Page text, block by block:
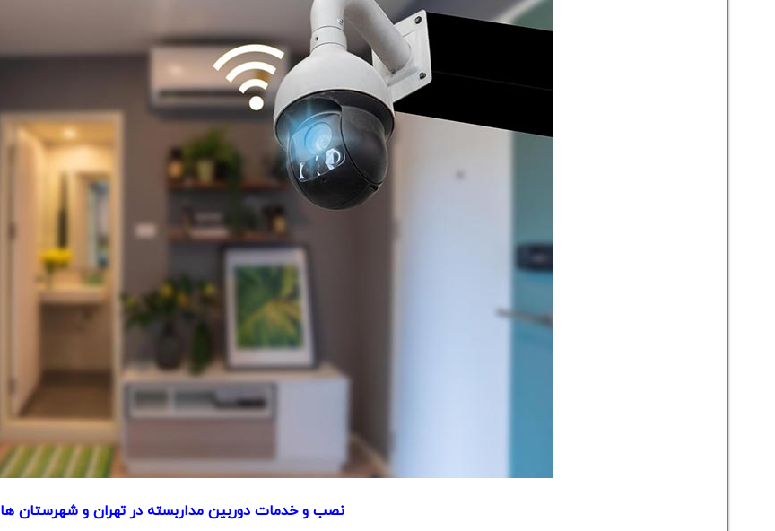
نصب و خدمات دوربین مداربسته در تهران و شهرستان ها